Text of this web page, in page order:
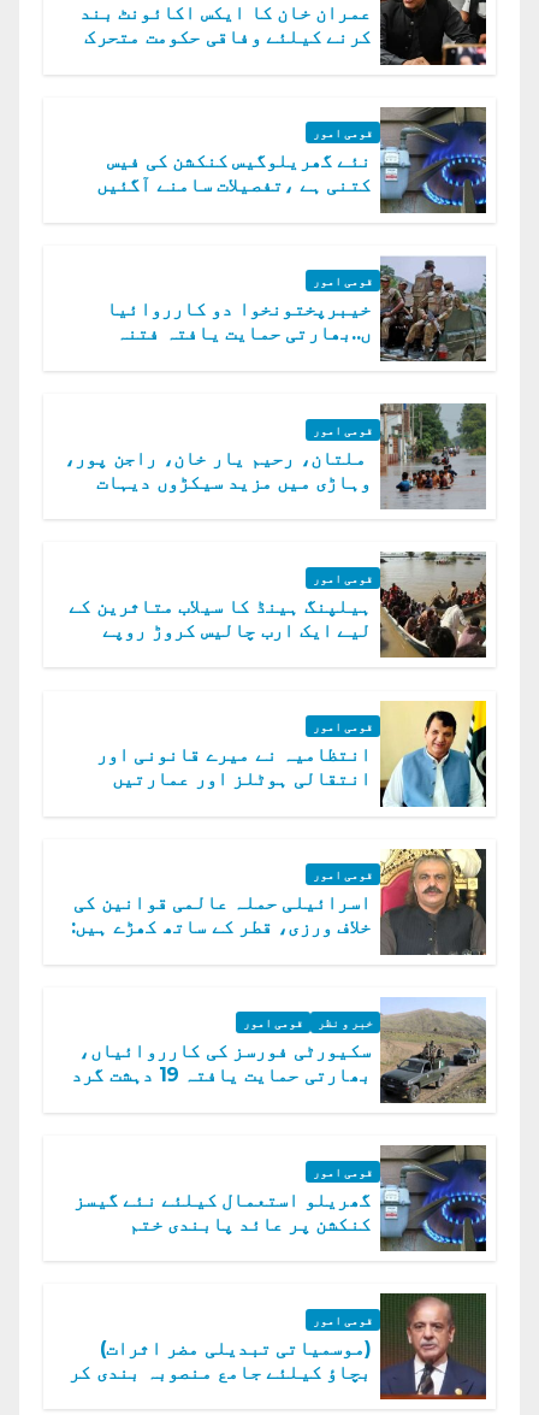
عمران خان کا ایکس اکائونٹ بند
کرنے کیلئے وفاقی حکومت متحرک
قومی امور
نئے گھریلوگیس کنکشن کی فیس
کتنی ہے ،تفصیلات سامنے آگئیں
قومی امور
خیبرپختونخوا دو کارروائیا
ں..بھارتی حمایت یافتہ فتنہ
قومی امور
ملتان، رحیم یار خان، راجن پور،
وہاڑی میں مزید سیکڑوں دیہات
قومی امور
ہیلپنگ ہینڈ کا سیلاب متاثرین کے
لیے ایک ارب چالیس کروڑ روپے
قومی امور
انتظامیہ نے میرے قانونی اور
انتقالی ہوٹلز اور عمارتیں
قومی امور
اسرائیلی حملہ عالمی قوانین کی
خلاف ورزی، قطر کے ساتھ کھڑے ہیں:
خبر و نظر قومی امور
سکیورٹی فورسز کی کارروائیاں،
بھارتی حمایت یافتہ 19 دہشت گرد
قومی امور
گھریلو استعمال کیلئے نئے گیسز
کنکشن پر عائد پابندی ختم
قومی امور
(موسمیاتی تبدیلی مضر اثرات)
بچاؤ کیلئے جامع منصوبہ بندی کر